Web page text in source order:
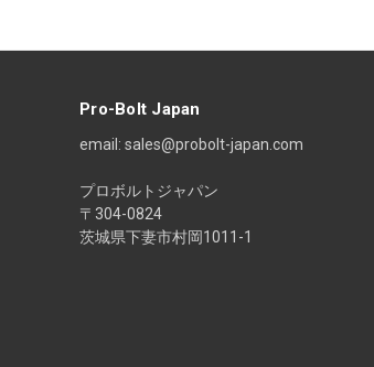
Pro-Bolt Japan
email: sales@probolt-japan.com
プロボルトジャパン
〒304-0824
茨城県下妻市村岡1011-1